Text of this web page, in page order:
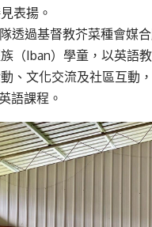
表揚。
透過基督教芥菜種會媒
（Iban）學童 ，以英語
、文化交流及社區互動
語課程 。